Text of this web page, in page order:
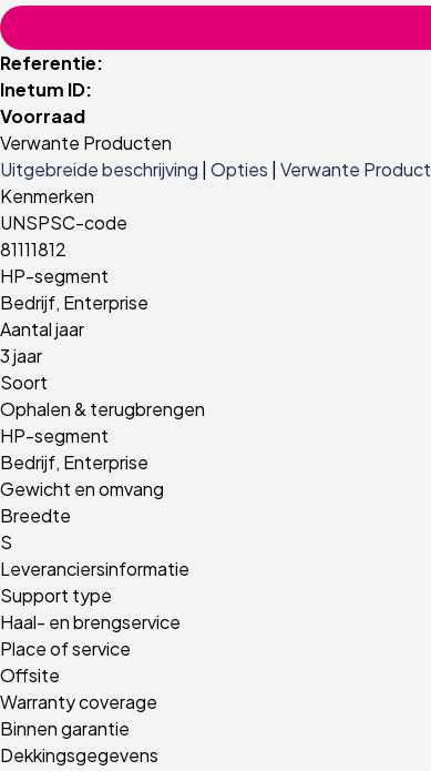
Referentie:
Inetum ID:
Voorraad
Verwante Producten
Uitgebreide beschrijving Opties Verwante
Kenmerken
UNSPSC-code
81111812
HP-segment
Bedrijf, Enterprise
Aantal jaar
3 jaar
Soort
Ophalen & terugbrengen
HP-segment
Bedrijf, Enterprise
Gewicht en omvang
Breedte
S
Leveranciersinformatie
Support type
Haal- en brengservice
Place of service
Offsite
Warranty coverage
Binnen garantie
Dekkingsgegevens